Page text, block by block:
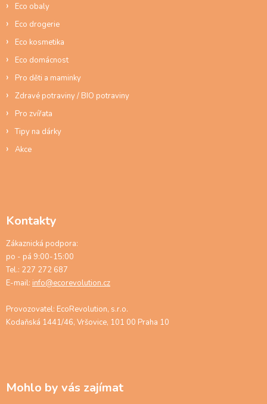
Eco obaly
Eco drogerie
Eco kosmetika
Eco domácnost
Pro děti a maminky
Zdravé potraviny / BIO potraviny
Pro zvířata
Tipy na dárky
Akce
Kontakty
Zákaznická podpora:
po - pá 9:00-15:00
Tel.: 227 272 687
E-mail: info@ecorevolution.cz
Provozovatel: EcoRevolution, s.r.o.
Kodaňská 1441/46, Vršovice, 101 00 Praha 10
Mohlo by vás zajímat